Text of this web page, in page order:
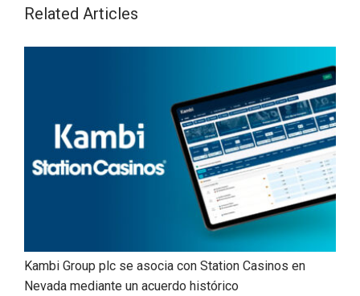
Related Articles
Kambi Group plc se asocia con Station Casinos en
Nevada mediante un acuerdo histórico